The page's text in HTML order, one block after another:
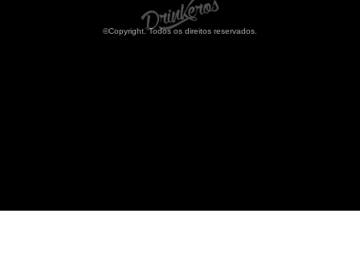
©Copyright. Todos os direitos reservados.